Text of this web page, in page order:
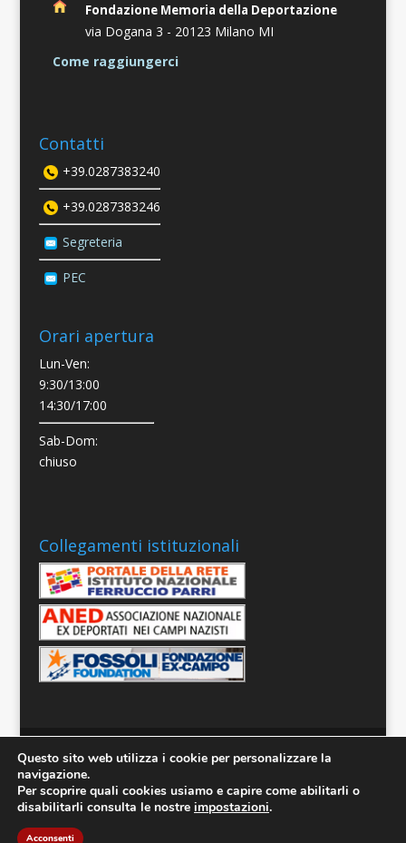
Fondazione Memoria della Deportazione
via Dogana 3 - 20123 Milano MI
Come raggiungerci
Contatti
+39.0287383240
+39.0287383246
Segreteria
PEC
Orari apertura
Lun-Ven:
9:30/13:00
14:30/17:00
Sab-Dom:
chiuso
Collegamenti istituzionali
Il contenuto di questo sito è
protetto da copyright dal protocollo Creative
Commons Attribution 3.0 Italy License
Questo sito web utilizza i cookie per personalizzare la
navigazione.
Per scoprire quali cookies usiamo e capire come abilitarli o
disabilitarli consulta le nostre impostazioni.
Acconsenti